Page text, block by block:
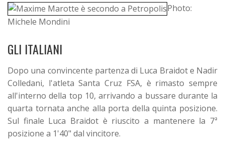
Photo:
Michele Mondini
GLI ITALIANI
Dopo una convincente partenza di Luca Braidot e Nadir
Colledani, l'atleta Santa Cruz FSA, è rimasto sempre
all'interno della top 10, arrivando a bussare durante la
quarta tornata anche alla porta della quinta posizione.
Sul finale Luca Braidot è riuscito a mantenere la 7ª
posizione a 1'40" dal vincitore.